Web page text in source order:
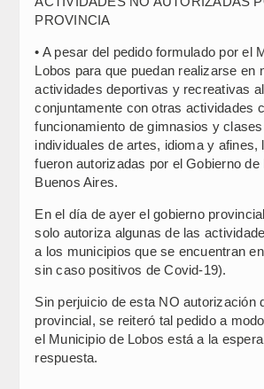
PROVINCIA
• A pesar del pedido formulado por el
Lobos para que puedan realizarse en
actividades deportivas y recreativas
conjuntamente con otras actividades
funcionamiento de gimnasios y
individuales de artes, idioma y afines,
fueron autorizadas por el Gobierno
Buenos Aires.
En el día de ayer el gobierno
solo autoriza algunas de las
a los municipios que se encuentran
sin caso positivos de Covid-19).
Sin perjuicio de esta NO autorización
provincial, se reiteró tal pedido a
el Municipio de Lobos está a la
respuesta.